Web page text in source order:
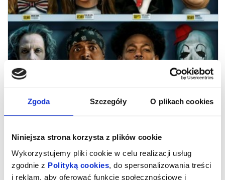
Zgoda Szczegóły O plikach cookies
Niniejsza strona korzysta z plików cookie
Wykorzystujemy pliki cookie w celu realizacji usług
zgodnie z Polityką cookies , do spersonalizowania treści
i reklam, aby oferować funkcje społecznościowe i